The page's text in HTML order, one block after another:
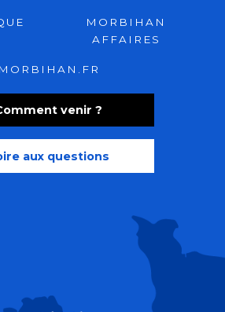
venir ?
aux questions
MORBIHAN
AFFAIRES
MORBIHAN.FR